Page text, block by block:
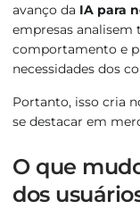
avanço da IA para
empresas analisem
comportamento e
necessidades dos
Portanto, isso cria
se destacar em
O que
dos